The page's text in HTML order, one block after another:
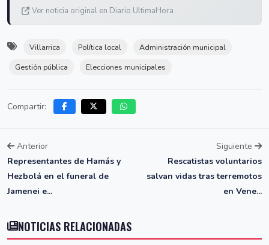
Ver noticia original en Diario UltimaHora
Villarrica Política local
Administración municipal
Gestión pública
Elecciones municipales
Compartir:
Anterior
Representantes de Hamás y
Hezbolá en el funeral de
Jamenei e...
Siguiente
Rescatistas voluntarios
salvan vidas tras terremotos
en Vene...
NOTICIAS RELACIONADAS